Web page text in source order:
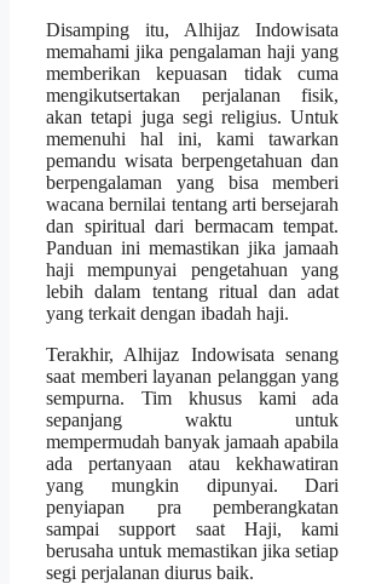
Disamping itu, Alhijaz Indowisata
memahami jika pengalaman haji yang
memberikan kepuasan tidak cuma
mengikutsertakan perjalanan fisik,
akan tetapi juga segi religius. Untuk
memenuhi hal ini, kami tawarkan
pemandu wisata berpengetahuan dan
berpengalaman yang bisa memberi
wacana bernilai tentang arti bersejarah
dan spiritual dari bermacam tempat.
Panduan ini memastikan jika jamaah
haji mempunyai pengetahuan yang
lebih dalam tentang ritual dan adat
yang terkait dengan ibadah haji.
Terakhir, Alhijaz Indowisata senang
saat memberi layanan pelanggan yang
sempurna. Tim khusus kami ada
sepanjang waktu untuk
mempermudah banyak jamaah apabila
ada pertanyaan atau kekhawatiran
yang mungkin dipunyai. Dari
penyiapan pra pemberangkatan
sampai support saat Haji, kami
berusaha untuk memastikan jika setiap
segi perjalanan diurus baik.